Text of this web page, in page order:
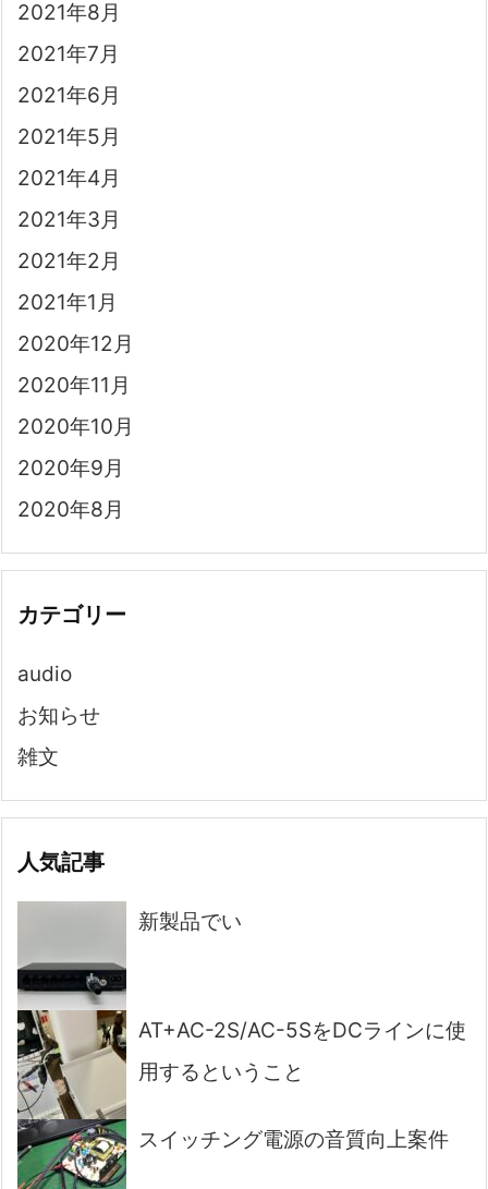
2021年8月
2021年7月
2021年6月
2021年5月
2021年4月
2021年3月
2021年2月
2021年1月
2020年12月
2020年11月
2020年10月
2020年9月
2020年8月
カテゴリー
audio
お知らせ
雑文
人気記事
新製品でい
AT+AC-2S/AC-5SをDCラインに使
用するということ
スイッチング電源の音質向上案件